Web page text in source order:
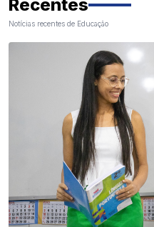
Recentes
Notícias recentes de Educação